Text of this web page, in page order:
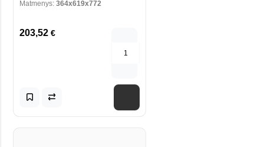
Matmenys: 364x619x772
203,52 €